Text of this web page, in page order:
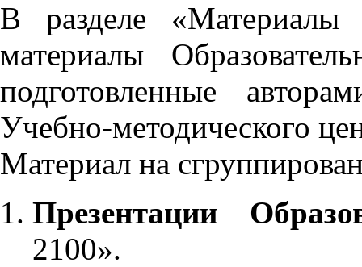
В разделе «Материалы
материалы
подготовленные
Учебно-методического
Материал на
Презентации
2100».